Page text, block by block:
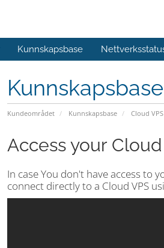
Kunnskapsbase
Kunnskapsbase
Kundeområdet Kunnskapsbase Cloud VPS
Access your
In case You don't have access to
connect directly to a Cloud VPS